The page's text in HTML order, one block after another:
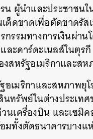
น ผู้นำและประชาชน
ด็ดขาดเพื่อตัดขาดรั
รรมทางการเงินผ่า
ะดาร์ดะเนลส์ในตุร
สหรัฐอเมริกาและส
เมริกาและสหภาพยุ
ทรัพย์ในต่างประเท
เครื่องบิน และเซมิ
ทั้งตัดธนาคารบางแ
SHARE TWEET